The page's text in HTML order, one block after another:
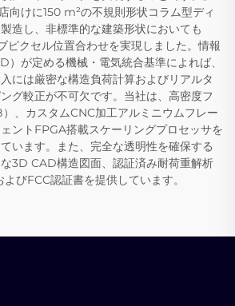
向けに150 m²の不規則形状コラム型ディ
造し、非標準的な建築形状においても
ピクセル位置合わせを実現しました。情報
）が定める機械・電気統合基準によれば、
には厳密な構造負荷計算およびリアルタ
グ較正が不可欠です。当社は、高密度フ
、カスタムCNC加工アルミニウムフレー
ントFPGA搭載スケーリングプロセッサを
います。また、完全な透明性を確保する
3D CAD構造図面、認証済み耐荷重解析
びFCC認証書を提供しています。